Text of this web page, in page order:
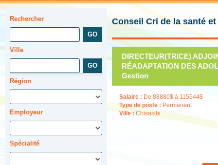
Rechercher
Ville
Région
Employeur
Spécialité
Conseil Cri de la santé
DIRECTEUR(TRICE)
RÉADAPTATION DES
Gestion
Salaire : De 88880$ à 115544$
Type de poste : Permanent
Ville :Chisasibi